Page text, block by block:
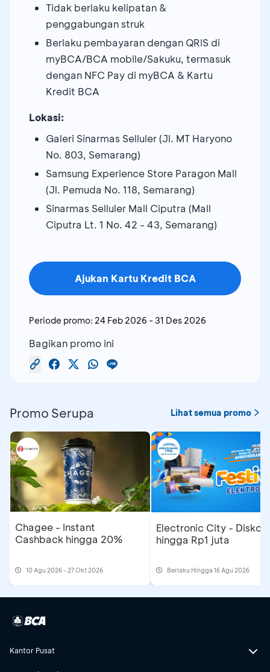
Tidak berlaku kelipatan &
penggabungan struk
Berlaku pembayaran dengan QRIS di
myBCA/BCA mobile/Sakuku, termasuk
dengan NFC Pay di myBCA & Kartu
Kredit BCA
Lokasi:
Galeri Sinarmas Selluler (Jl. MT Haryono
No. 803, Semarang)
Samsung Experience Store Paragon Mall
(Jl. Pemuda No. 118, Semarang)
Sinarmas Selluler Mall Ciputra (Mall
Ciputra Lt. 1 No. 42 - 43, Semarang)
Ajukan Kartu Kredit BCA
Periode promo: 24 Feb 2026 - 31 Des 2026
Bagikan promo ini
Promo Serupa Lihat semua promo
Chagee - Instant
Cashback hingga 20%
10 Agu 2026 - 27 Okt 2026
Electronic City - Diskon
hingga Rp1 juta
Berlaku Hingga 16 Agu 2026
Kantor Pusat